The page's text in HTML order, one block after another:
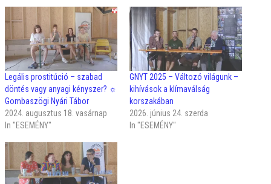
Legális prostitúció – szabad
döntés vagy anyagi kényszer? ☼
Gombaszögi Nyári Tábor
2024. augusztus 18. vasárnap
In "ESEMÉNY"
GNYT 2025 – Változó világunk –
kihívások a klímaválság
korszakában
2026. június 24. szerda
In "ESEMÉNY"